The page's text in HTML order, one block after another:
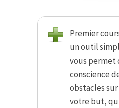
Premier
un outil
vous permet
conscience
obstacles
votre but,